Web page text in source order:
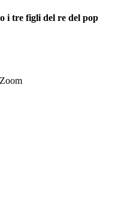
i tre figli del re del pop
Zoom